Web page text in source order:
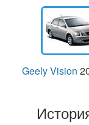
Geely Vision